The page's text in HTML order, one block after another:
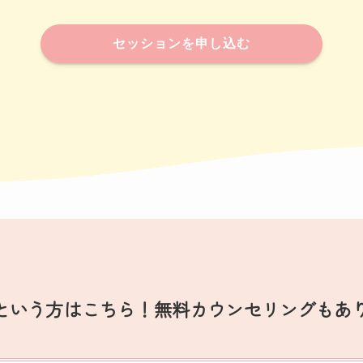
セッションを申し込む
う方はこちら！ 無料カウンセリングもあ